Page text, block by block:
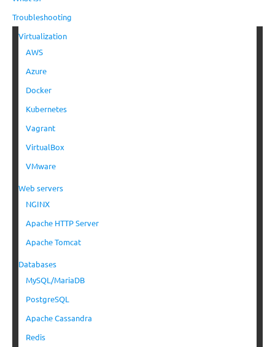
Troubleshooting
Virtualization
AWS
Azure
Docker
Kubernetes
Vagrant
VirtualBox
VMware
Web servers
NGINX
Apache HTTP Server
Apache Tomcat
Databases
MySQL/MariaDB
PostgreSQL
Apache Cassandra
Redis